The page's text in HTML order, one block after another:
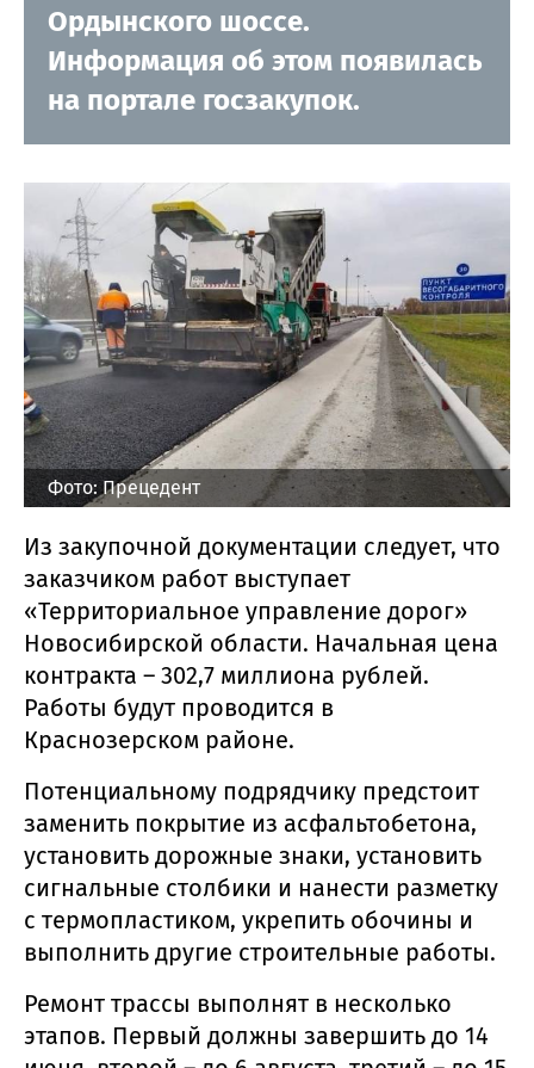
Ордынского шоссе.
Информация об этом появилась
на портале госзакупок.
Фото: Прецедент
Из закупочной документации следует, что
заказчиком работ выступает
«Территориальное управление дорог»
Новосибирской области. Начальная цена
контракта – 302,7 миллиона рублей.
Работы будут проводится в
Краснозерском районе.
Потенциальному подрядчику предстоит
заменить покрытие из асфальтобетона,
установить дорожные знаки, установить
сигнальные столбики и нанести разметку
с термопластиком, укрепить обочины и
выполнить другие строительные работы.
Ремонт трассы выполнят в несколько
этапов. Первый должны завершить до 14